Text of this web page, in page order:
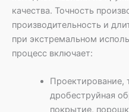
качества. Точность
производительность и
при экстремальном
процесс включает:
Проектирование,
дробеструйная
покрытие,